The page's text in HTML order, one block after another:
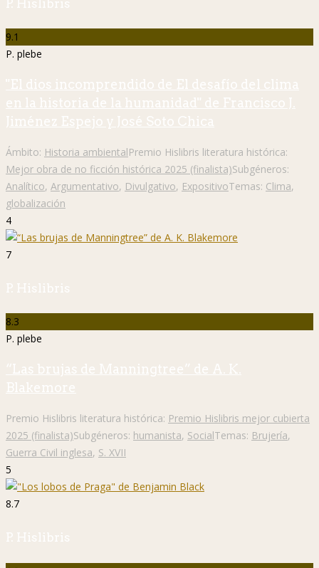
P. Hislibris
9.1
P. plebe
"El dios incomprendido de El desafío del clima
en la historia de la humanidad" de Francisco J.
Jiménez Espejo y José Soto Chica
Ámbito: Historia ambientalPremio Hislibris literatura histórica:
Mejor obra de no ficción histórica 2025 (finalista)Subgéneros:
Analítico, Argumentativo, Divulgativo, ExpositivoTemas: Clima,
globalización
4
7
P. Hislibris
8.3
P. plebe
“Las brujas de Manningtree” de A. K.
Blakemore
Premio Hislibris literatura histórica: Premio Hislibris mejor cubierta
2025 (finalista)Subgéneros: humanista, SocialTemas: Brujería,
Guerra Civil inglesa, S. XVII
5
8.7
P. Hislibris